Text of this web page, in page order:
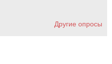
Другие опросы